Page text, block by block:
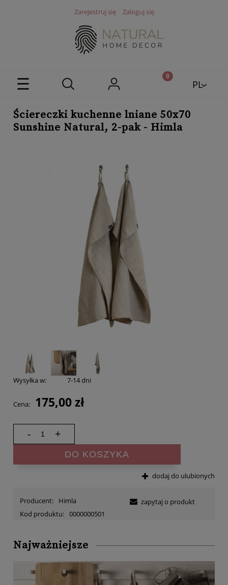
Zarejestruj się Zaloguj się
PL
Ściereczki kuchenne lniane 50x70
Sunshine Natural, 2-pak - Himla
Wysyłka w: 7-14 dni
Cena: 175,00 zł
- +
DO KOSZYKA
dodaj do ulubionych
Producent:
Himla
Kod produktu: 0000000501
zapytaj o produkt
Najważniejsze